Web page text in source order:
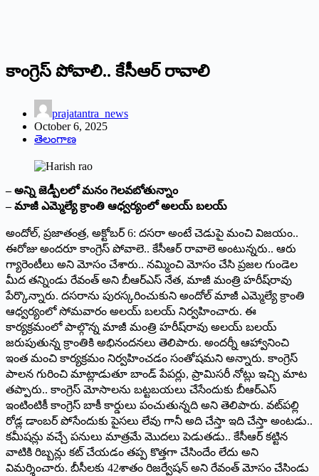
కాంగ్రెస్‌ పోవాలి.. కేసీఆర్‌ రావాలి
prajatantra_news
October 6, 2025
తెలంగాణ
– అన్ని జెడ్పీల‌లో మనం గెల‌వ‌బోతున్నాం
– మాజీ ఎమ్మెల్యే క్రాంతి ఆధ్వర్యంలో అలయ్‌ బలయ్‌
అందోల్‌, ప్రజాతంత్ర, అక్టోబర్‌ 6: దసరా అంటే చెడుపై మంచి విజయం..
ఈరోజు అందరూ కాంగ్రెస్‌ పోవాలె.. కేసీఆర్‌ రావాలె అంటున్నరు.. ఆరు
గ్యారెంటీలు అని మోసం చేశారు.. నమ్మించి మోసం చేసి ప్రజల గుండెల
మీద తన్నిండు రేవంత్‌ అని బీఆర్ఎస్ నేత‌, మాజీ మంత్రి హ‌రీష్‌రావు
పేర్కొన్నారు. దసరాను పురస్కరించుకుని అందోల్‌ మాజీ ఎమ్మెల్యే క్రాంతి
ఆధ్వర్యంలో సోమవారం అలయ్‌ బలయ్‌ నిర్వహించారు. ఈ
కార్యక్రమంలో పాల్గొన్న మాజీ మంత్రి హరీష్‌రావు అలయ్‌ బలయ్‌
జరుపుతున్న క్రాంతికి అభినందనలు తెలిపారు. అందర్నీ ఆహ్వానించి
ఇంత మంచి కార్యక్రమం నిర్వహించడం సంతోషమని అన్నారు. కాంగ్రెస్
పాల‌న గురించి మాట్లాడుతూ బాండ్‌ పేపర్లు, ప్రామిసరీ నోట్లు ఇచ్చి మాట
తప్పారు.. కాంగ్రెస్‌ మోసాలను బట్టబయలు చేసేందుకు బీఆర్‌ఎస్‌
ఇంటింటికీ కాంగ్రెస్‌ బాకీ కార్డులు పంచుతున్నది అని తెలిపారు. వట్‌పల్లి
రోడ్ల డాంబర్‌ పోసేందుకు పైసలు లేవు గానీ అది చేస్తా ఇది చేస్తా అంటడు..
కమీషన్లు వచ్చే పనులు మాత్రమే మొదలు పెడుతడు.. కేసీఆర్‌ కట్టిన
వాటికి రిబ్బన్లు కట్‌ చేయడం తప్ప కొత్తగా చేసిందేం లేదు అని
విమర్శించారు. బీసీలకు 42శాతం రిజర్వేషన్‌ అని రేవంత్‌ మోసం చేసిండు